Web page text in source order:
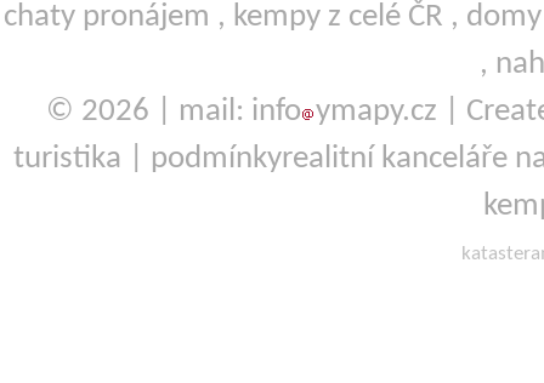
chaty pronájem , kempyz celé ČR ,
,
© 2026 | mail: info ymapy.cz |
turistika
podmínkyrealitní kanceláře